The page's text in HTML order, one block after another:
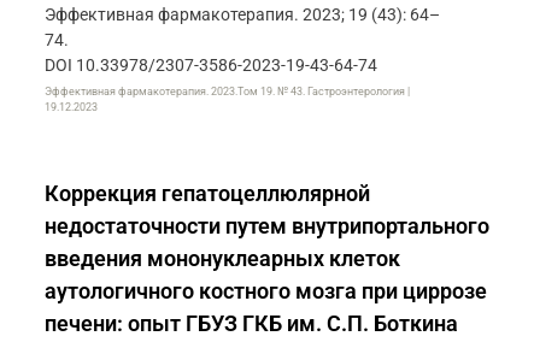
Эффективная фармакотерапия. 2023; 19 (43): 64–
74.
DOI 10.33978/2307-3586-2023-19-43-64-74
Эффективная фармакотерапия. 2023.Том 19. № 43. Гастроэнтерология |
19.12.2023
Коррекция гепатоцеллюлярной
недостаточности путем внутрипортального
введения мононуклеарных клеток
аутологичного костного мозга при циррозе
печени: опыт ГБУЗ ГКБ им. С.П. Боткина